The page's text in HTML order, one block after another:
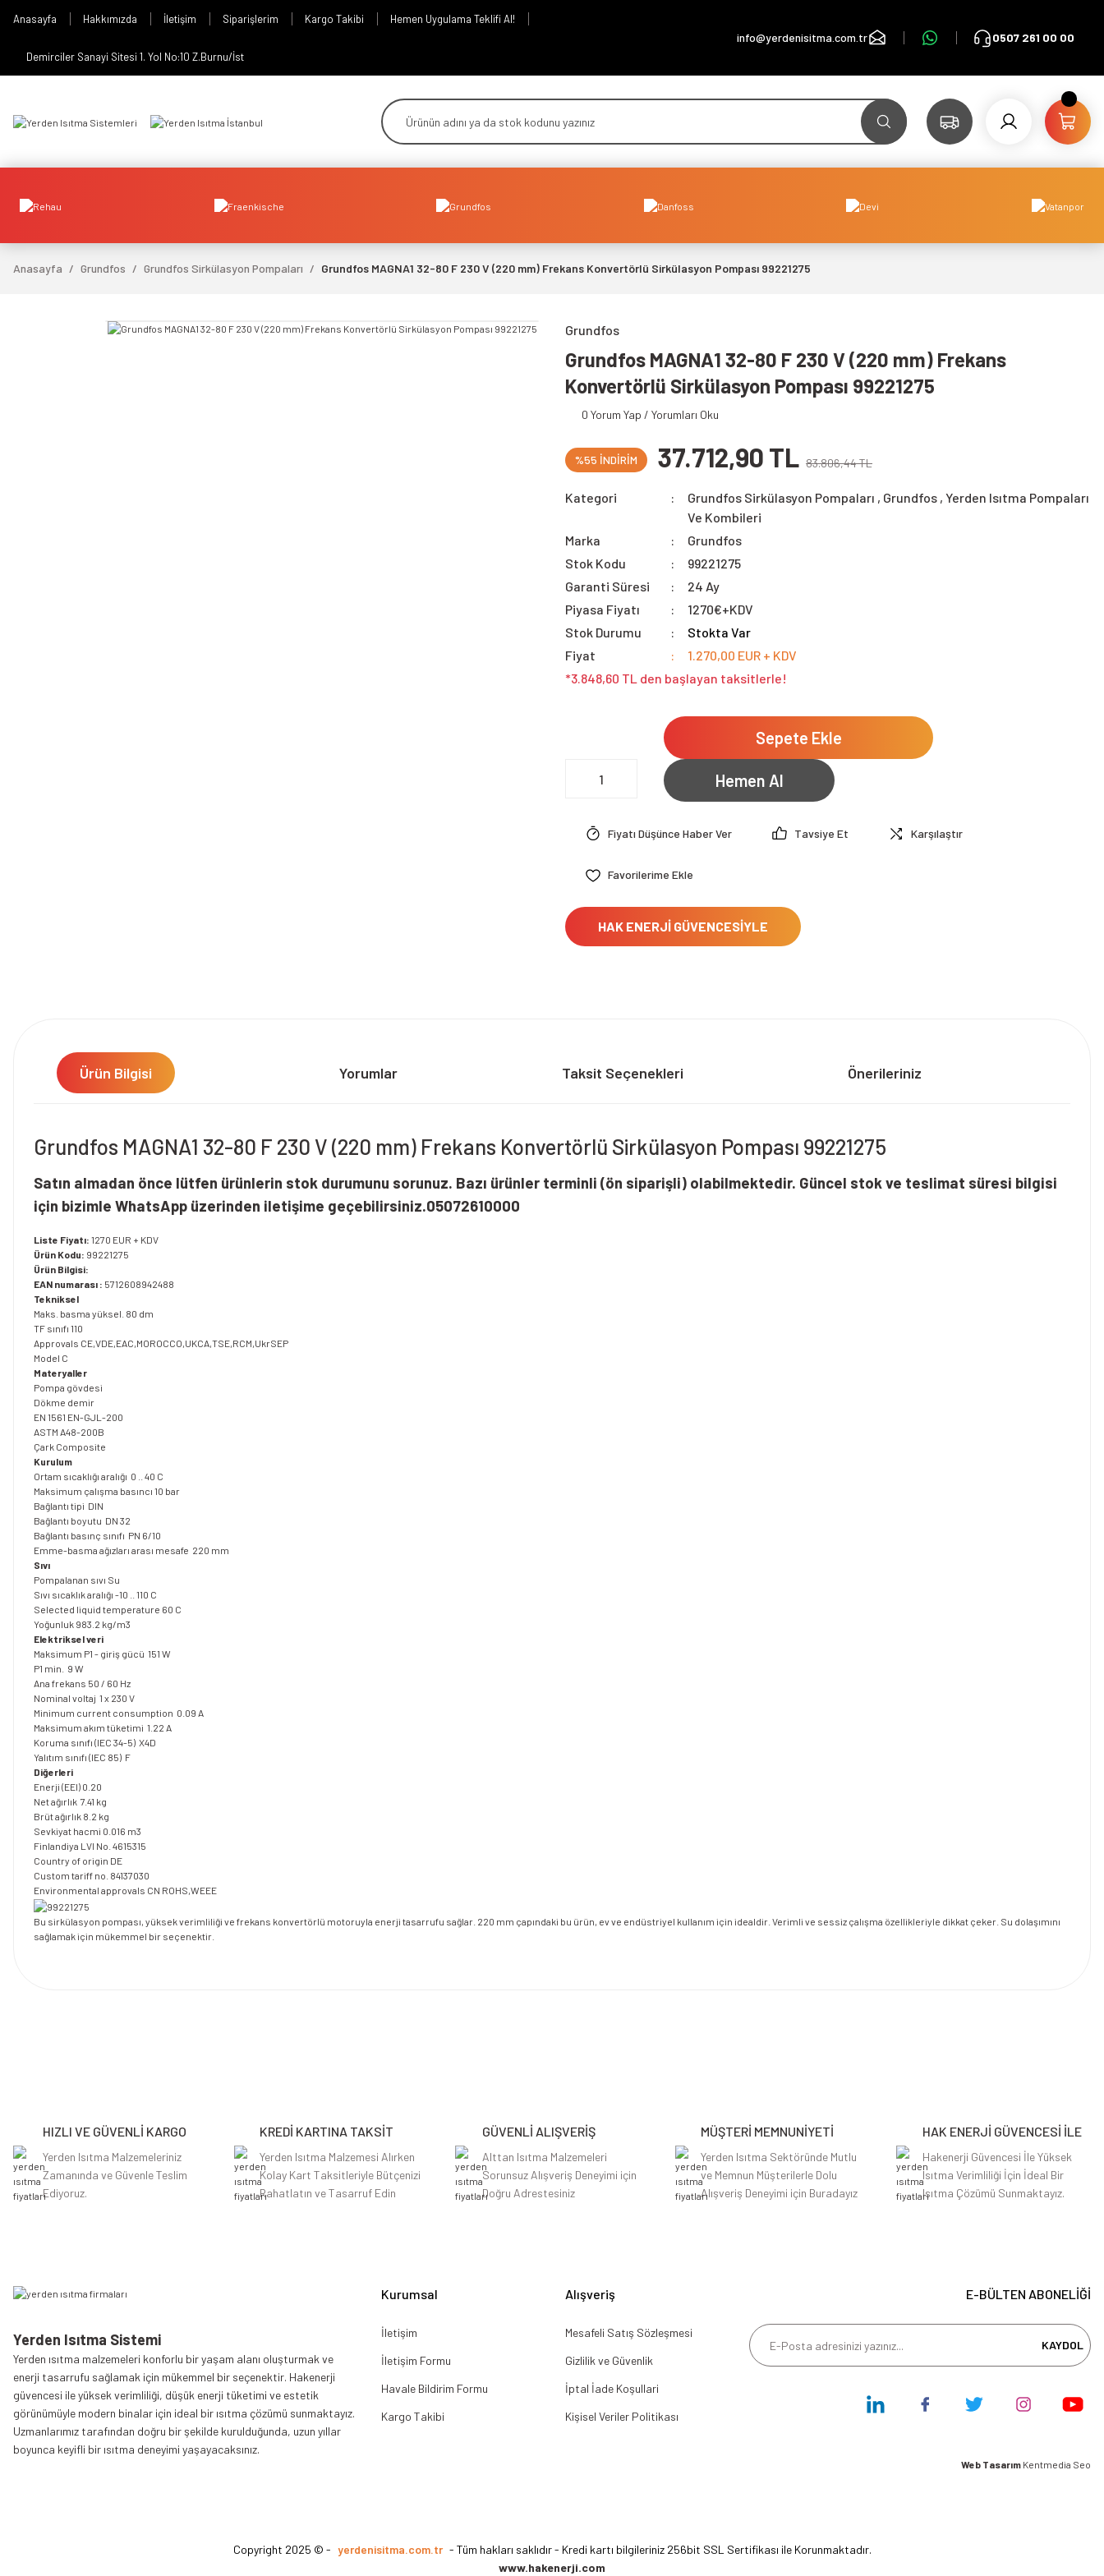
Anasayfa Hakkımızda İletişim Siparişlerim Kargo Takibi Hemen Uygulama Teklifi Al!
Demirciler Sanayi Sitesi 1. Yol No:10 Z.Burnu/İst
info@yerdenisitma.com.tr 0507 261 00 00
Anasayfa Grundfos Grundfos Sirkülasyon Pompaları Grundfos MAGNA1 32-80 F 230 V (220 mm) Frekans Konvertörlü Sirkülasyon Pompası 99221275
Grundfos
Grundfos MAGNA1 32-80 F 230 V (220 mm) Frekans
Konvertörlü Sirkülasyon Pompası 99221275
0 Yorum Yap / Yorumları Oku
%55 İNDİRİM 37.712,90 TL 83.806,44 TL
Kategori Grundfos Sirkülasyon Pompaları , Grundfos , Yerden Isıtma Pompaları
Ve Kombileri
Marka
Grundfos
Stok Kodu
99221275
Garanti Süresi
24 Ay
Piyasa Fiyatı
1270€+KDV
Stok Durumu
Stokta Var
Fiyat
1.270,00 EUR + KDV
*3.848,60 TL den başlayan taksitlerle!
Sepete Ekle
Hemen Al
Fiyatı Düşünce Haber Ver Tavsiye Et Karşılaştır
HAK ENERJİ GÜVENCESİYLE
Ürün Bilgisi Yorumlar Taksit Seçenekleri Önerileriniz
Grundfos MAGNA1 32-80 F 230 V (220 mm) Frekans Konvertörlü Sirkülasyon Pompası 99221275
Satın almadan önce lütfen ürünlerin stok durumunu sorunuz. Bazı ürünler terminli (ön siparişli) olabilmektedir. Güncel stok ve teslimat süresi bilgisi
için bizimle WhatsApp üzerinden iletişime geçebilirsiniz.05072610000
Liste Fiyatı: 1270 EUR + KDV
Ürün Kodu: 99221275
Ürün Bilgisi:
EAN numarası : 5712608942488
Tekniksel
Maks. basma yüksel. 80 dm
TF sınıfı 110
Approvals CE,VDE,EAC,MOROCCO,UKCA,TSE,RCM,UkrSEP
Model C
Materyaller
Pompa gövdesi
Dökme demir
EN 1561 EN-GJL-200
ASTM A48-200B
Çark Composite
Kurulum
Ortam sıcaklığı aralığı 0 .. 40 C
Maksimum çalışma basıncı 10 bar
Bağlantı tipi DIN
Bağlantı boyutu DN 32
Bağlantı basınç sınıfı PN 6/10
Emme-basma ağızları arası mesafe 220 mm
Sıvı
Pompalanan sıvı Su
Sıvı sıcaklık aralığı -10 .. 110 C
Selected liquid temperature 60 C
Yoğunluk 983.2 kg/m3
Elektriksel veri
Maksimum P1 - giriş gücü 151 W
P1 min. 9 W
Ana frekans 50 / 60 Hz
Nominal voltaj 1 x 230 V
Minimum current consumption 0.09 A
Maksimum akım tüketimi 1.22 A
Koruma sınıfı (IEC 34-5) X4D
Yalıtım sınıfı (IEC 85) F
Diğerleri
Enerji (EEI) 0.20
Net ağırlık 7.41 kg
Brüt ağırlık 8.2 kg
Sevkiyat hacmi 0.016 m3
Finlandiya LVI No. 4615315
Country of origin DE
Custom tariff no. 84137030
Environmental approvals CN ROHS,WEEE
Bu sirkülasyon pompası, yüksek verimliliği ve frekans konvertörlü motoruyla enerji tasarrufu sağlar. 220 mm çapındaki bu ürün, ev ve endüstriyel kullanım için idealdir. Verimli ve sessiz çalışma özellikleriyle dikkat çeker. Su dolaşımını
sağlamak için mükemmel bir seçenektir.
Ürün bilgilerinde hatalar bulunuyor.
Ürün fiyatı diğer sitelerden daha pahalı.
Bu ürüne benzer farklı alternatifler olmalı.
HIZLI VE GÜVENLİ KARGO
Yerden Isıtma Malzemeleriniz
Zamanında ve Güvenle Teslim
Ediyoruz.
KREDİ KARTINA TAKSİT
Yerden Isıtma Malzemesi Alırken
Kolay Kart Taksitleriyle Bütçenizi
Rahatlatın ve Tasarruf Edin
GÜVENLİ ALIŞVERİŞ
Alttan Isıtma Malzemeleri
Sorunsuz Alışveriş Deneyimi için
Doğru Adrestesiniz
MÜŞTERİ MEMNUNİYETİ
Yerden Isıtma Sektöründe Mutlu
ve Memnun Müşterilerle Dolu
Alışveriş Deneyimi için Buradayız
HAK ENERJİ GÜVENCESİ İLE
Hakenerji Güvencesi İle Yüksek
Isıtma Verimliliği İçin İdeal Bir
Isıtma Çözümü Sunmaktayız.
Yerden Isıtma Sistemi
Yerden ısıtma malzemeleri konforlu bir yaşam alanı oluşturmak ve
enerji tasarrufu sağlamak için mükemmel bir seçenektir. Hakenerji
güvencesi ile yüksek verimliliği, düşük enerji tüketimi ve estetik
görünümüyle modern binalar için ideal bir ısıtma çözümü sunmaktayız.
Uzmanlarımız tarafından doğru bir şekilde kurulduğunda, uzun yıllar
boyunca keyifli bir ısıtma deneyimi yaşayacaksınız.
Kurumsal
İletişim
İletişim Formu
Havale Bildirim Formu
Kargo Takibi
Alışveriş
Mesafeli Satış Sözleşmesi
Gizlilik ve Güvenlik
İptal İade Koşullari
Kişisel Veriler Politikası
E-BÜLTEN ABONELİĞİ
KAYDOL
Web Tasarım Kentmedia Seo
Copyright 2025 © - yerdenisitma.com.tr - Tüm hakları saklıdır - Kredi kartı bilgileriniz 256bit SSL Sertifikası ile Korunmaktadır.
www.hakenerji.com